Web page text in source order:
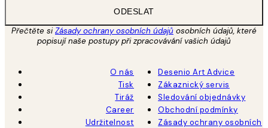
ODESLAT
Přečtěte siZásady ochrany osobních údajů osobních údajů, které
popisují naše postupy při zpracovávání vašich údajů
O nás
Tisk
Tiráž
Career
Udržitelnost
Desenio Art Advice
Zákaznický servis
Sledování objednávky
Obchodní podmínky
Zásady ochrany osobních